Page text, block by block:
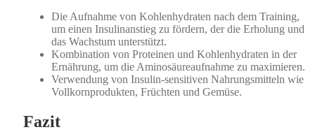
Die Auf­nahme von Kohlen­hy­drat­en nach dem Train­ing,
um einen Insuli­nanstieg zu fördern, der die Erhol­ung und
das Wach­s­tum unter­stützt.
Kom­bi­na­tion von Pro­teinen und Kohlen­hy­drat­en in der
Ernährung, um die Aminosäureauf­nahme zu max­imieren.
Ver­wen­dung von Insulin-sen­si­tiv­en Nahrungsmit­teln wie
Vol­lko­rn­pro­duk­ten, Frücht­en und Gemüse.
Fazit